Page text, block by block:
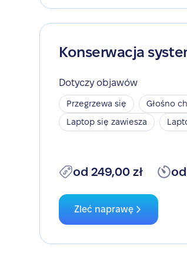
Konserwacja
Dotyczy objawów
Przegrzewa się Głośno
Laptop się zawiesza
od 249,00 zł
Zleć naprawę